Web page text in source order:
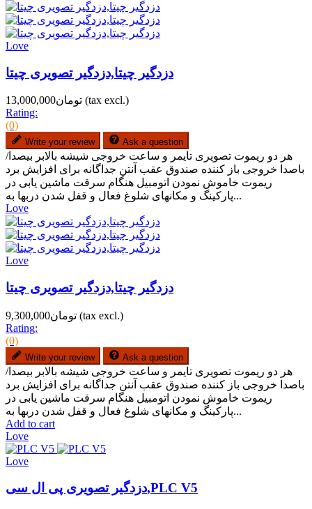
Love
دزدگیر چیتا,دزدگیر تصویری چیتا
تومان13,000,000 (tax excl.)
Rating:
(0)
Write your review Ask a question
هر دو ریموت تصویری تایمر و ساعت خروجی شیشه بالابر بیصدا/
باصدا خروجی باز کننده صندوق عقب آنتن جداگانه برای افزایش برد
ریموت خاموش نمودن اتومبیل هنگام سرقت ماشین یابی در
پارکینگ و مکانهای شلوغ فعال و قفل شدن دربها به...
Love
Love
دزدگیر چیتا,دزدگیر تصویری چیتا
تومان9,300,000 (tax excl.)
Rating:
(0)
Write your review Ask a question
هر دو ریموت تصویری تایمر و ساعت خروجی شیشه بالابر بیصدا/
باصدا خروجی باز کننده صندوق عقب آنتن جداگانه برای افزایش برد
ریموت خاموش نمودن اتومبیل هنگام سرقت ماشین یابی در
پارکینگ و مکانهای شلوغ فعال و قفل شدن دربها به...
Add to cart
Love
Love
دزدگیر تصویری پی ال سی,PLC V5